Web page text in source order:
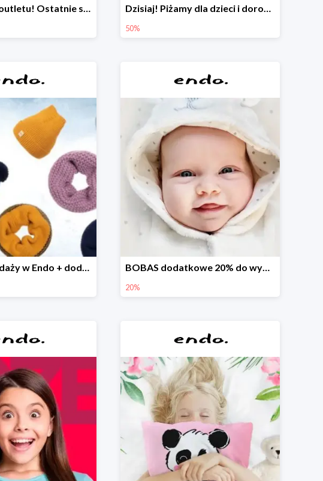
Czyszczenie outletu! Ostatnie sztuki do -80% Dzisiaj! Piżamy dla dzieci i dorosłych -50%
50%
Finał wyprzedaży w Endo + dodatkowe 2% rabatu BOBAS dodatkowe 20% do wyprzedaży
20%